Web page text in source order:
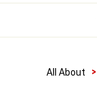
All About >